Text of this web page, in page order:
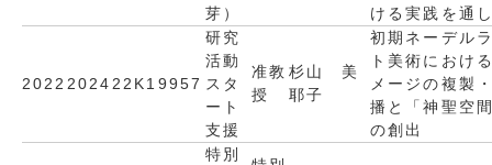
芽）
ける実践を通
2022 2024 22K19957
研究
活動
スタ
ート
支援
准教
授
杉山 美
耶子
初期ネーデル
ト美術におけ
メージの複製
播と「神聖空
の創出
特別